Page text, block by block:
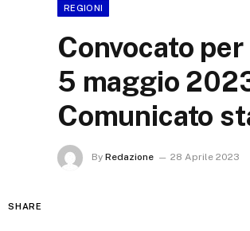
REGIONI
Convocato
5 maggio
Comunicato
By Redazione 28 Aprile 2023
SHARE